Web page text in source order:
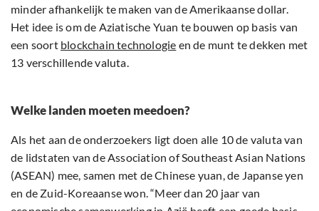
minder afhankelijk te maken van de Amerikaanse dollar.
Het idee is om de Aziatische Yuan te bouwen op basis van
een soort blockchain technologie en de munt te dekken met
13 verschillende valuta.
Welke landen moeten meedoen?
Als het aan de onderzoekers ligt doen alle 10 de valuta van
de lidstaten van de Association of Southeast Asian Nations
(ASEAN) mee, samen met de Chinese yuan, de Japanse yen
en de Zuid-Koreaanse won. “Meer dan 20 jaar van